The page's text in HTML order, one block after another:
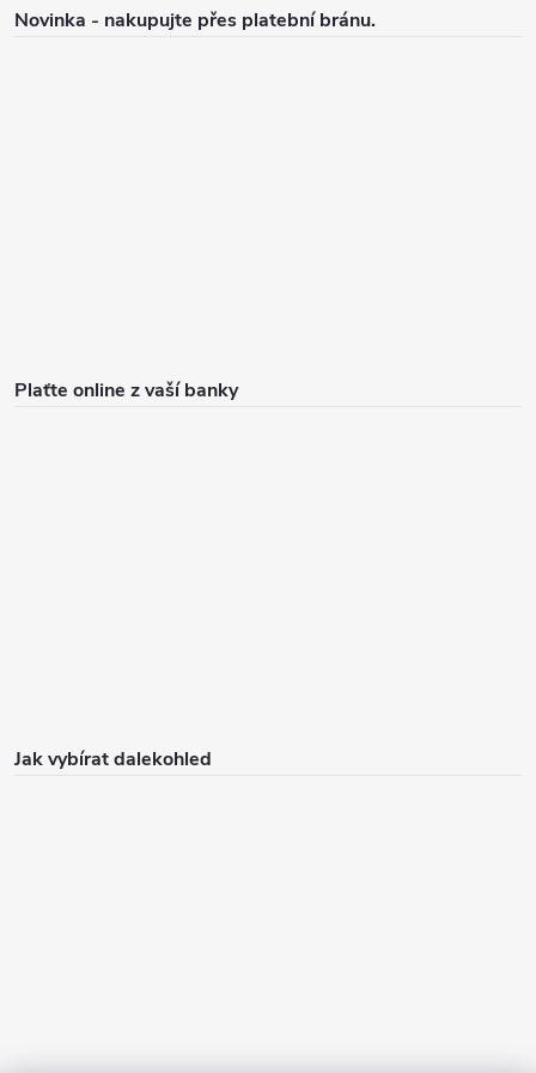
Novinka - nakupujte přes platební bránu.
Plaťte online z vaší banky
Jak vybírat dalekohled